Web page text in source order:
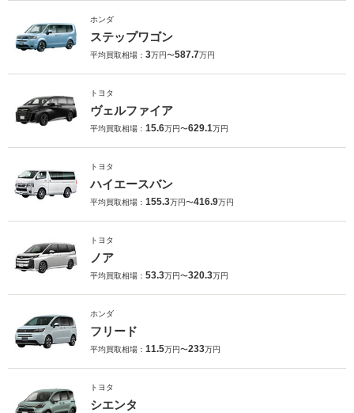
ホンダ
ステップワゴン
平均買取相場： 3万円〜587.7万円
トヨタ
ヴェルファイア
平均買取相場： 15.6万円〜629.1万円
トヨタ
ハイエースバン
平均買取相場： 155.3万円〜416.9万円
トヨタ
ノア
平均買取相場： 53.3万円〜320.3万円
ホンダ
フリード
平均買取相場： 11.5万円〜233万円
トヨタ
シエンタ